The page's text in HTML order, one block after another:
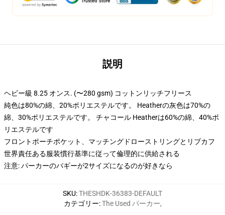
説明
ヘビー級 8.25 オンス. (〜280 gsm) コットンリッチフリース
純色は80%の綿、20%ポリエステルです。 Heatherの灰色は70%の
綿、30%ポリエステルです。 チャコール Heatherは60%の綿、40%ポ
リエステルです
フロントポーチポケット、マッチングドローストリングとリブカフ
世界責任ある服装慣行基準に従って倫理的に供給される
注意: パーカーのバギーが2サイズになるのが好きなら
SKU:THESHDK-36383-DEFAULT
カテゴリー:The Used パーカー,